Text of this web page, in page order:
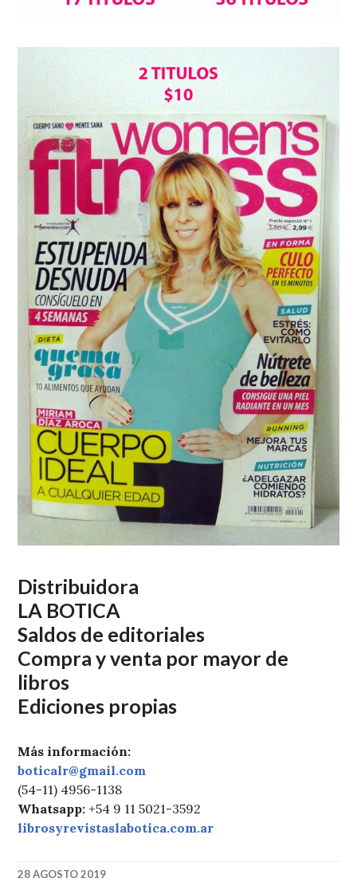
Distribuidora
LA BOTICA
Saldos de editoriales
Compra y venta por mayor de
libros
Ediciones propias
Más información:
boticalr@gmail.com
(54-11) 4956-1138
Whatsapp: +54 9 11 5021-3592
librosyrevistaslabotica.com.ar
28 AGOSTO 2019